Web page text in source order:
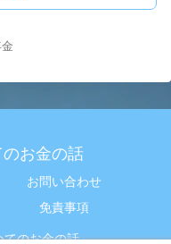
お金の話
お問い合わせ
免責事項
のお金の話.